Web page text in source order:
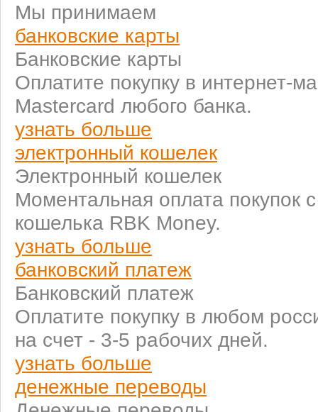
Мы принимаем
банковские карты
Банковские карты
Оплатите покупку в интернет-
Mastercard любого банка.
узнать больше
электронный кошелек
Электронный кошелек
Моментальная оплата покупок
кошелька RBK Money.
узнать больше
банковский платеж
Банковский платеж
Оплатите покупку в любом
на счет - 3-5 рабочих дней.
узнать больше
денежные переводы